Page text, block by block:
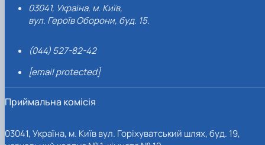
03041, Україна, м. Київ,
вул. Героїв Оборони, буд. 15.
(044) 527-82-42
[email protected]
Приймальна комісія
03041, Україна, м. Київ вул. Горіхуватський шлях, буд. 19,